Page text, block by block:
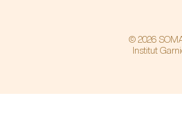
© 2026
Institut